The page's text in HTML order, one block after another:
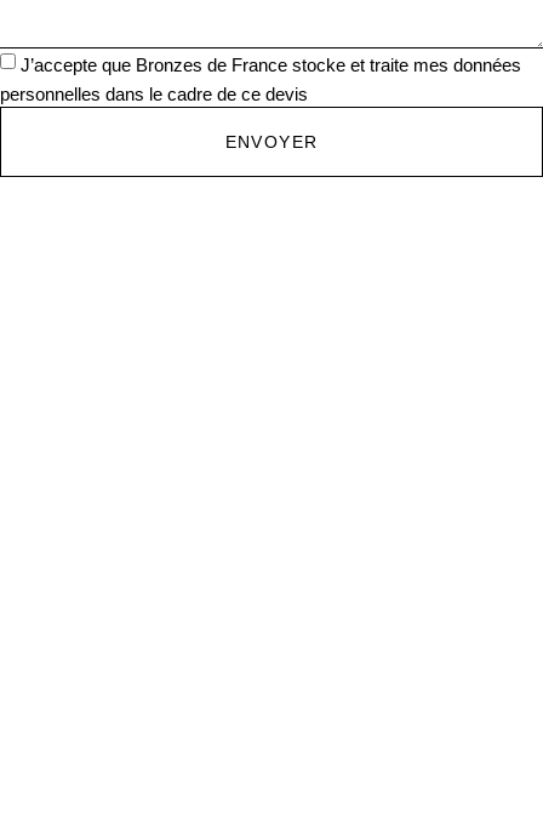
J’accepte que Bronzes de France stocke et traite mes données
personnelles dans le cadre de ce devis
ENVOYER